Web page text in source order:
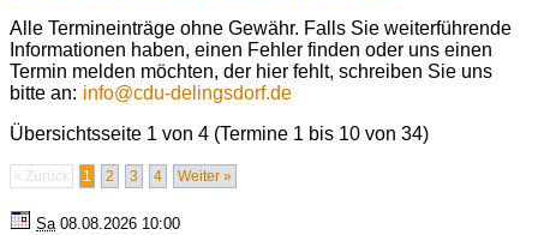
Alle Termineinträge ohne Gewähr. Falls Sie weiterführende
Informationen haben, einen Fehler finden oder uns einen
Termin melden möchten, der hier fehlt, schreiben Sie uns
bitte an: info@cdu-delingsdorf.de
Übersichtsseite 1 von 4 (Termine 1 bis 10 von 34)
« Zurück 1 2 3 4 Weiter »
Sa08.08.2026 10:00